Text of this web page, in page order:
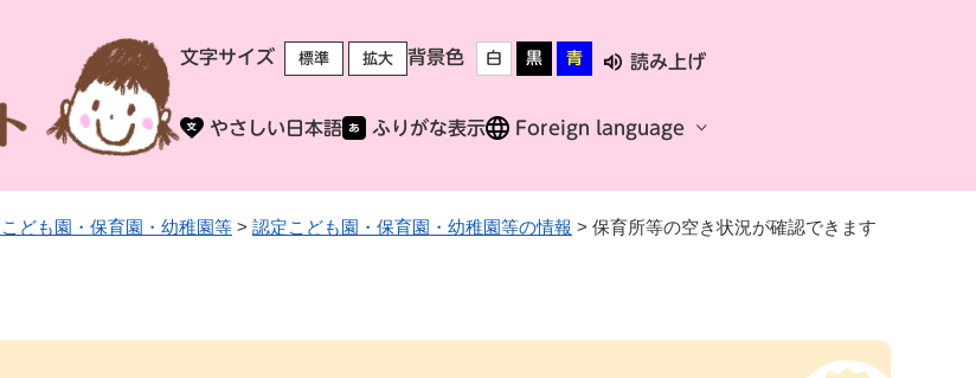
文字サイズ 標準 拡大 背景色 白 黒 青 読み上げ
やさしい日本語 ふりがな表示 Foreign language
ども園・保育園・幼稚園等 > 認定こども園・保育園・幼稚園等の情報 > 保育所等の空き状況が確認できます